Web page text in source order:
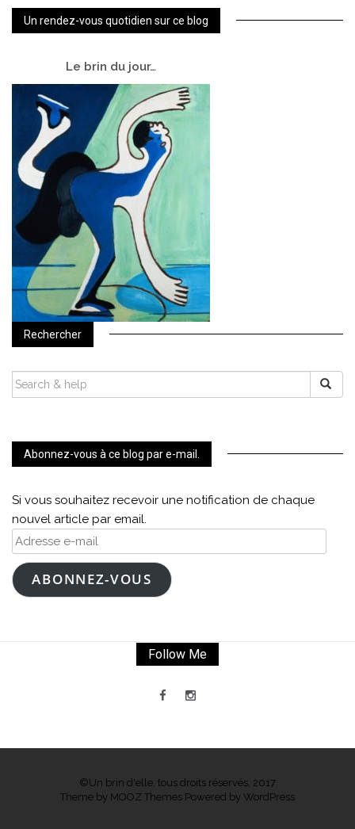
Un rendez-vous quotidien sur ce blog
Le brin du jour…
Rechercher
SEARCH
FOR:
Abonnez-vous à ce blog par e-mail.
Si vous souhaitez recevoir une notification de chaque
nouvel article par email.
Adresse
e-
mailABONNEZ-VOUS
Follow Me
©Un brin d'elle, tous droits réservés, 2017
Theme by MOOZ Themes Powered by WordPress